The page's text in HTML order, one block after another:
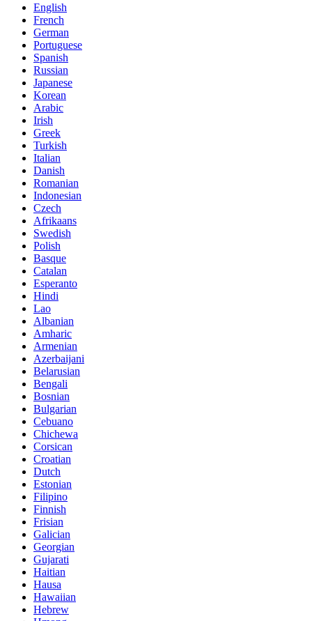
English
French
German
Portuguese
Spanish
Russian
Japanese
Korean
Arabic
Irish
Greek
Turkish
Italian
Danish
Romanian
Indonesian
Czech
Afrikaans
Swedish
Polish
Basque
Catalan
Esperanto
Hindi
Lao
Albanian
Amharic
Armenian
Azerbaijani
Belarusian
Bengali
Bosnian
Bulgarian
Cebuano
Chichewa
Corsican
Croatian
Dutch
Estonian
Filipino
Finnish
Frisian
Galician
Georgian
Gujarati
Haitian
Hausa
Hawaiian
Hebrew